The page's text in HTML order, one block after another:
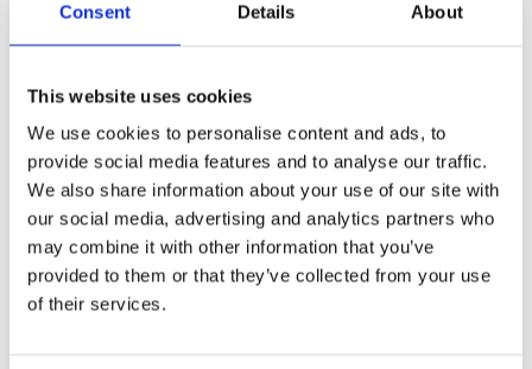
Consent Details About
This website uses cookies
We use cookies to personalise content and ads, to
provide social media features and to analyse our traffic.
We also share information about your use of our site with
our social media, advertising and analytics partners who
may combine it with other information that you’ve
provided to them or that they’ve collected from your use
of their services.
LEGO 71808 NINJAGO KAI’S
ELEMENTAL FIRE MECH
31,50€ (incl. VAT)
LEGO 71830 NINJAGO KAI’S MECH
STORM RIDER